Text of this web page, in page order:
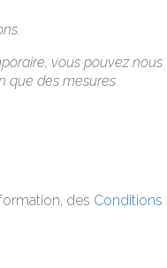
vous pouvez nous
que des mesures
des Conditions